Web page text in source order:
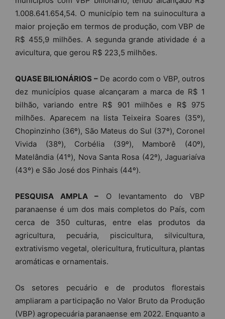
1.008.641.654,54. O município tem na suinocultura a
maior projeção em termos de produção, com VBP de
R$ 455,9 milhões. A segunda grande atividade é a
avicultura, que gerou R$ 223,5 milhões.
QUASE BILIONÁRIOS –De acordo com o VBP, outros
dez municípios quase alcançaram a marca de R$ 1
bilhão, variando entre R$ 901 milhões e R$ 975
milhões. Aparecem na lista Teixeira Soares (35º),
Chopinzinho (36º), São Mateus do Sul (37º), Coronel
Vivida (38º), Corbélia (39º), Mamborê (40º),
Matelândia (41º), Nova Santa Rosa (42º), Jaguariaíva
(43º) e São José dos Pinhais (44º).
PESQUISA AMPLA – O levantamento do VBP
paranaense é um dos mais completos do País, com
cerca de 350 culturas, entre elas produtos da
agricultura, pecuária, piscicultura, silvicultura,
extrativismo vegetal, olericultura, fruticultura, plantas
aromáticas e ornamentais.
Os setores pecuário e de produtos florestais
ampliaram a participação no Valor Bruto da Produção
(VBP) agropecuária paranaense em 2022. Enquanto a